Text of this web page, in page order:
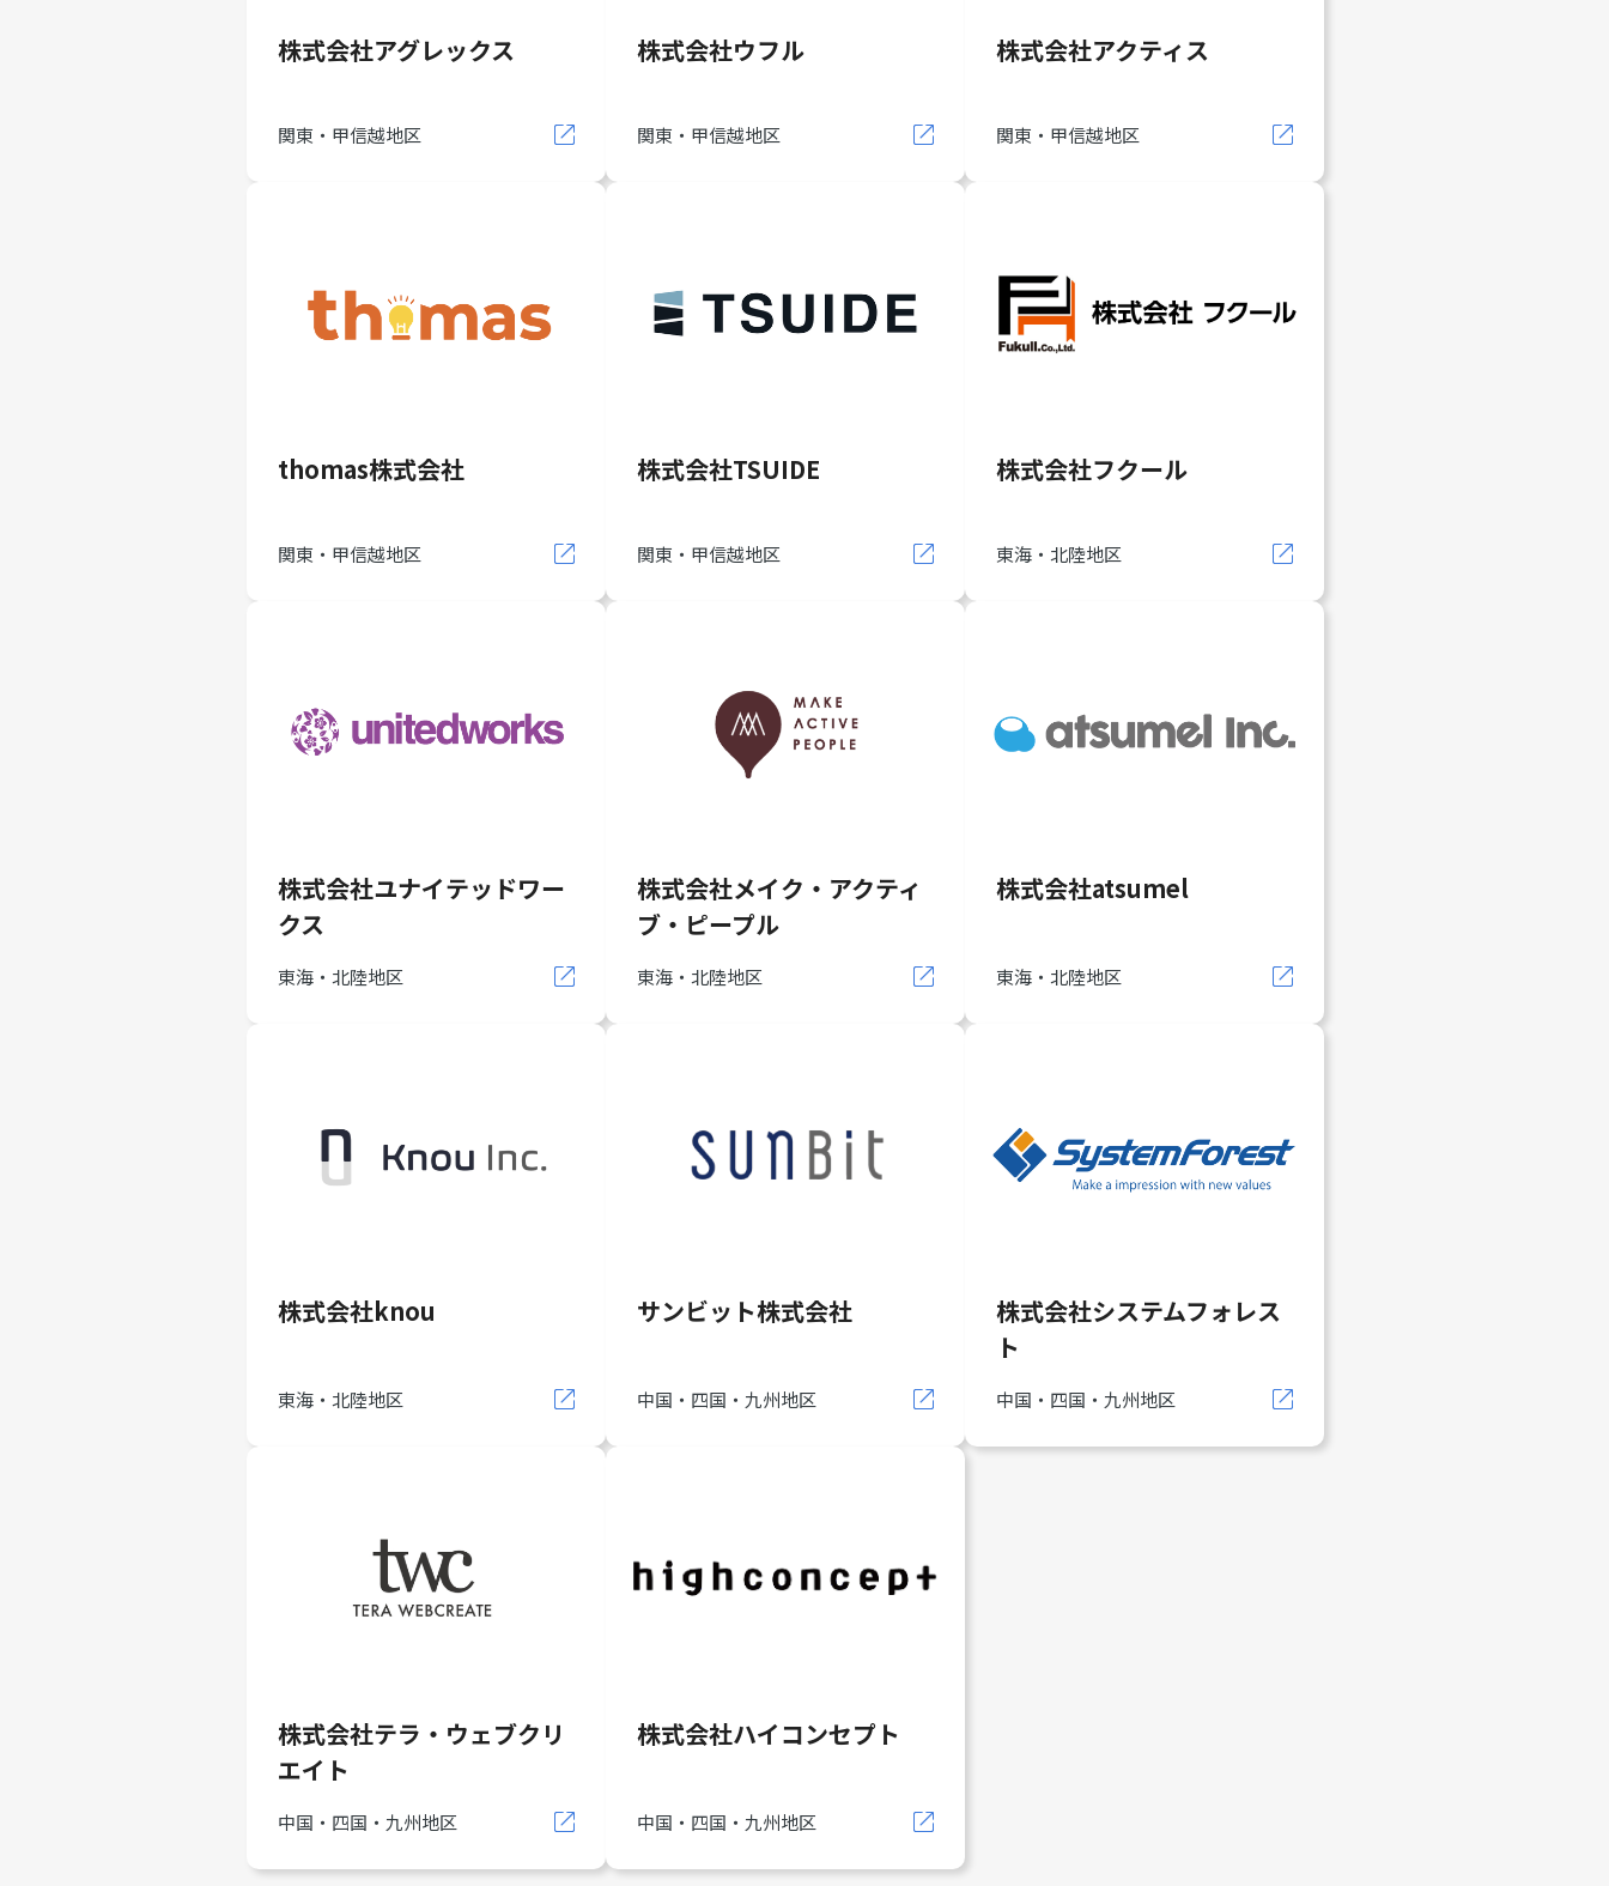
株式会社アグレックス
関東・甲信越地区
株式会社ウフル
関東・甲信越地区
株式会社アクティス
関東・甲信越地区
thomas株式会社
関東・甲信越地区
株式会社TSUIDE
関東・甲信越地区
株式会社フクール
東海・北陸地区
株式会社ユナイテッドワー
クス
東海・北陸地区
株式会社メイク・アクティ
ブ・ピープル
東海・北陸地区
株式会社atsumel
東海・北陸地区
株式会社knou
東海・北陸地区
サンビット株式会社
中国・四国・九州地区
株式会社システムフォレス
ト
中国・四国・九州地区
株式会社テラ・ウェブクリ
エイト
中国・四国・九州地区
株式会社ハイコンセプト
中国・四国・九州地区